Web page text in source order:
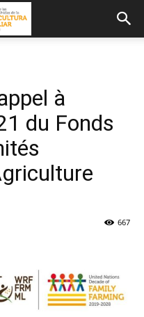
à
du Fonds
667